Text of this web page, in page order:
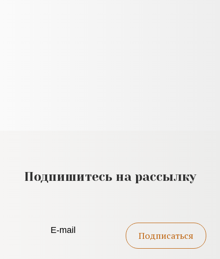
Подпишитесь на рассылку
Подписаться